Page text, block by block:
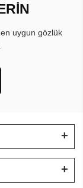
uygun gözlük